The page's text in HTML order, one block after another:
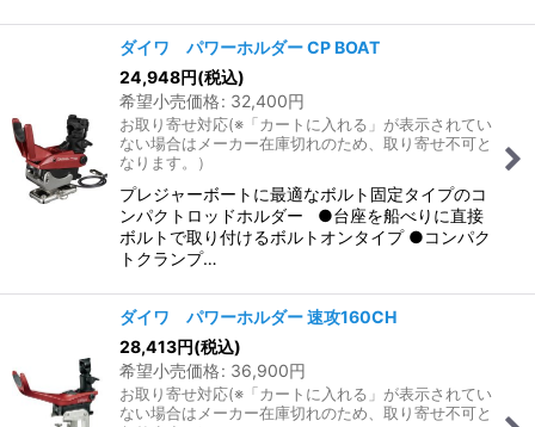
ダイワ パワーホルダー CP BOAT
24,948円(税込)
希望小売価格: 32,400円
お取り寄せ対応(※「カートに入れる」が表示されてい
ない場合はメーカー在庫切れのため、取り寄せ不可と
なります。）
プレジャーボートに最適なボルト固定タイプのコ
ンパクトロッドホルダー ●台座を船べりに直接
ボルトで取り付けるボルトオンタイプ ●コンパク
トクランプ…
ダイワ パワーホルダー 速攻160CH
28,413円(税込)
希望小売価格: 36,900円
お取り寄せ対応(※「カートに入れる」が表示されてい
ない場合はメーカー在庫切れのため、取り寄せ不可と